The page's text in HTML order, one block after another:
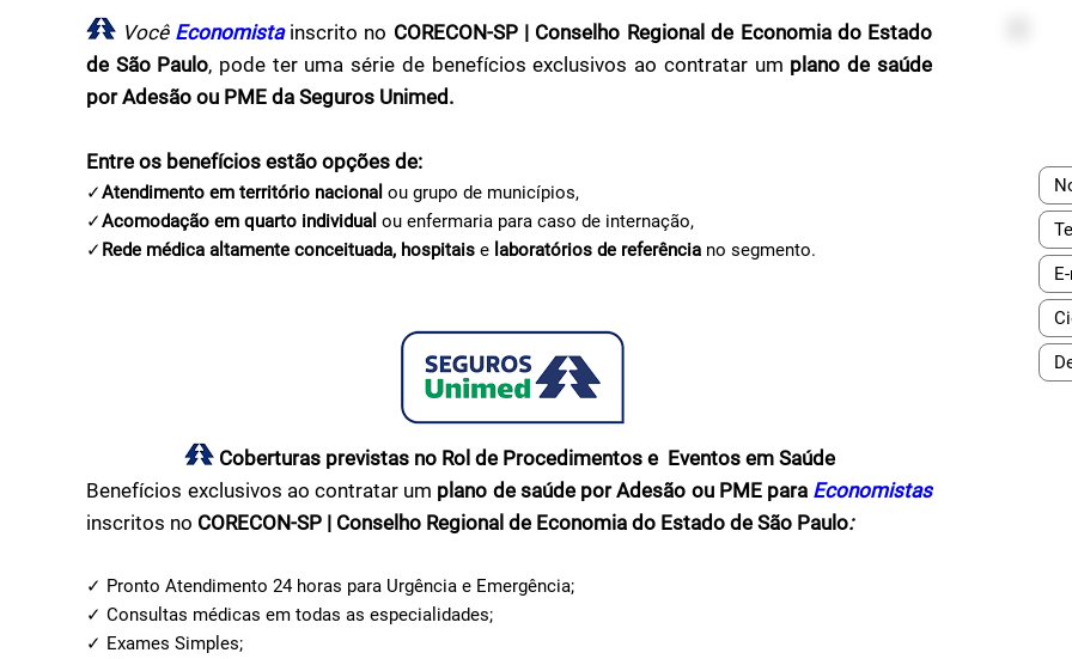
Você Economista inscrito no CORECON-SP | Conselho Regional de Economia do Estado
de São Paulo, pode ter uma série de benefícios exclusivos ao contratar um plano de saúde
por Adesão ou PME da Seguros Unimed.
Entre os benefícios estão opções de:
✓Atendimento em território nacional ou grupo de municípios,
✓Acomodação em quarto individual ou enfermaria para caso de internação,
✓ Rede médica altamente conceituada, hospitais e laboratórios de referência no segmento.
Coberturas previstas no Rol de Procedimentos e Eventos em Saúde
Benefícios exclusivos ao contratar um plano de saúde por Adesão ou PME para Economistas
inscritos no CORECON-SP | Conselho Regional de Economia do Estado de São Paulo:
✓ Pronto Atendimento 24 horas para Urgência e Emergência;
✓ Consultas médicas em todas as especialidades;
✓ Exames Simples;